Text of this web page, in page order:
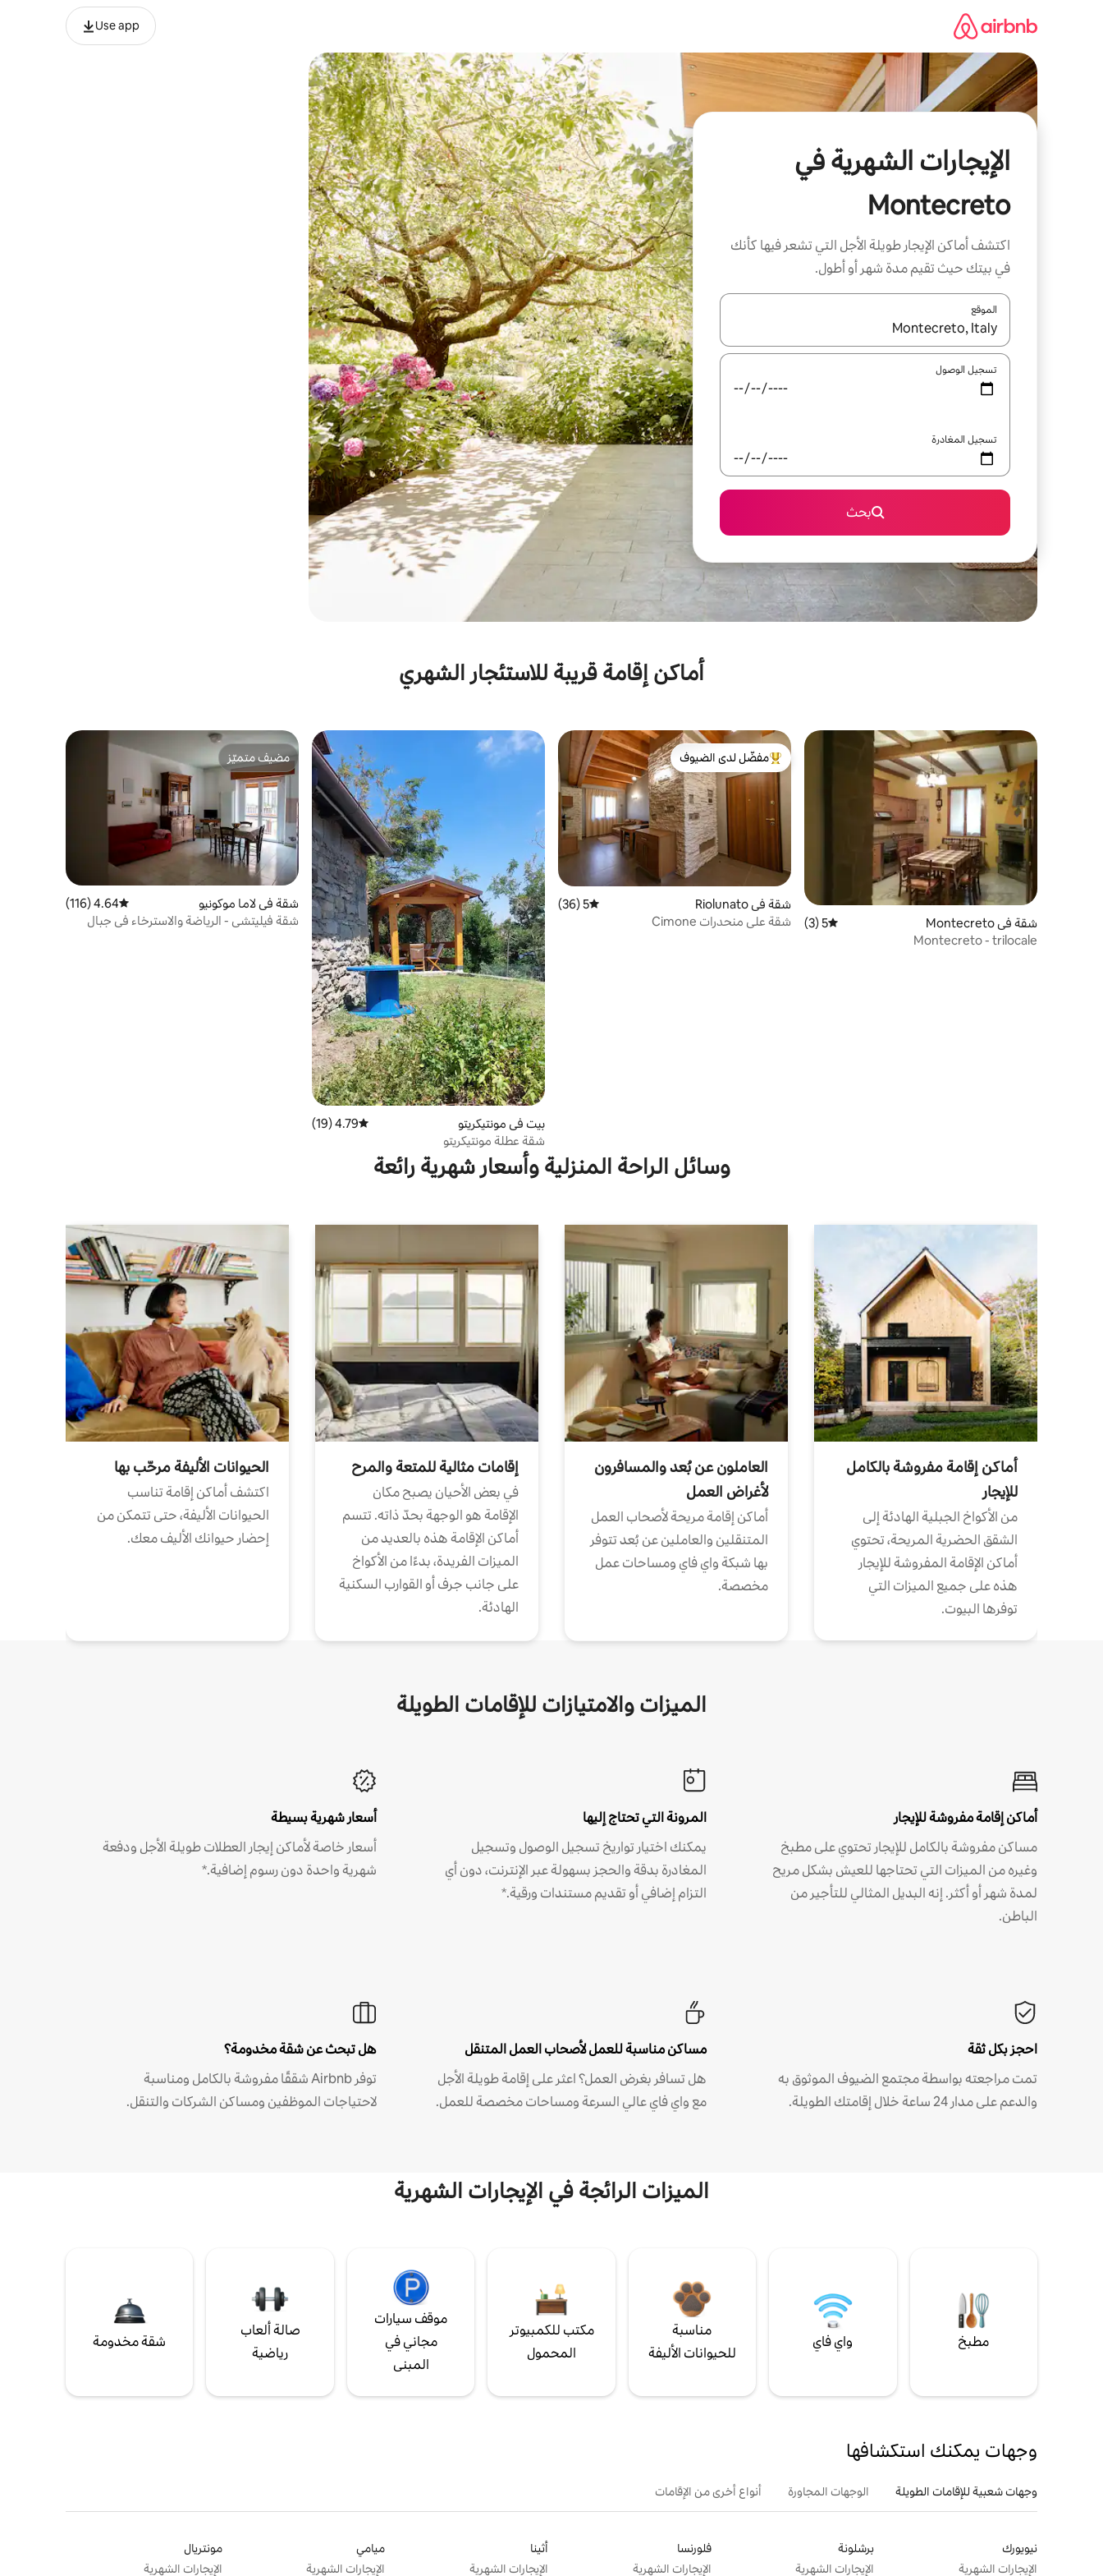
Use app
الإيجارات الشهرية في
Montecreto
اكتشف أماكن الإيجار طويلة الأجل التي تشعر فيها كأنك
في بيتك حيث تقيم مدة شهر أو أطول.
الموقع
عند توفر النتائج، انتقل باستخدام السهمين لأعلى ولأسفل أو استكشف عن طريق اللمس أو السحب.
تسجيل الوصول
تسجيل المغادرة
بحث
أماكن إقامة قريبة للاستئجار الشهري
شقة في Montecreto متوسط التقييم 5 من 5، 3 مراجعات
5 (3)
Montecreto - trilocale
من أبرز البيوت المفضّلة لدى الضيوف
مفضّل لدى الضيوف
شقة في Riolunato متوسط التقييم 5 من 5، 36 مراجعات
5 (36)
شقة على منحدرات Cimone
بيت في مونتيكريتو متوسط التقييم 4.79 من 5، 19 مراجعات
4.79 (19)
شقة عطلة مونتيكريتو
مضيف متميّز
مضيف متميّز
شقة في لاما موكونيو متوسط التقييم 4.64 من 5، 116 مراجعات
4.64 (116)
شقة فيليتشي - الرياضة والاسترخاء في جبال
وسائل الراحة المنزلية وأسعار شهرية رائعة
أماكن إقامة مفروشة بالكامل
للإيجار
من الأكواخ الجبلية الهادئة إلى
الشقق الحضرية المريحة، تحتوي
أماكن الإقامة المفروشة للإيجار
هذه على جميع الميزات التي
توفرها البيوت.
العاملون عن بُعد والمسافرون
لأغراض العمل
أماكن إقامة مريحة لأصحاب العمل
المتنقلين والعاملين عن بُعد تتوفر
بها شبكة واي فاي ومساحات عمل
مخصصة.
إقامات مثالية للمتعة والمرح
في بعض الأحيان يصبح مكان
الإقامة هو الوجهة بحدّ ذاته. تتسم
أماكن الإقامة هذه بالعديد من
الميزات الفريدة، بدءًا من الأكواخ
على جانب جرف أو القوارب السكنية
الهادئة.
الحيوانات الأليفة مرحّب بها
اكتشف أماكن إقامة تناسب
الحيوانات الأليفة، حتى تتمكن من
إحضار حيوانك الأليف معك.
الميزات والامتيازات للإقامات الطويلة
أماكن إقامة مفروشة للإيجار
مساكن مفروشة بالكامل للإيجار تحتوي على مطبخ
وغيره من الميزات التي تحتاجها للعيش بشكل مريح
لمدة شهر أو أكثر. إنه البديل المثالي للتأجير من
الباطن.
المرونة التي تحتاج إليها
يمكنك اختيار تواريخ تسجيل الوصول وتسجيل
المغادرة بدقة والحجز بسهولة عبر الإنترنت، دون أي
التزام إضافي أو تقديم مستندات ورقية.*
أسعار شهرية بسيطة
أسعار خاصة لأماكن إيجار العطلات طويلة الأجل ودفعة
شهرية واحدة دون رسوم إضافية.*
احجز بكل ثقة
تمت مراجعته بواسطة مجتمع الضيوف الموثوق به
والدعم على مدار 24 ساعة خلال إقامتك الطويلة.
مساكن مناسبة للعمل لأصحاب العمل المتنقل
هل تسافر بغرض العمل؟ اعثر على إقامة طويلة الأجل
مع واي فاي عالي السرعة ومساحات مخصصة للعمل.
هل تبحث عن شقة مخدومة؟
توفر Airbnb شققًا مفروشة بالكامل ومناسبة
لاحتياجات الموظفين ومساكن الشركات والتنقل.
الميزات الرائجة في الإيجارات الشهرية
مطبخ واي فاي
مناسبة
للحيوانات الأليفة
مكتب للكمبيوتر
المحمول
موقف سيارات
مجاني في
المبنى
صالة ألعاب
رياضية
شقة مخدومة
وجهات يمكنك استكشافها
وجهات شعبية للإقامات الطويلة الوجهات المجاورة أنواع أخرى من الإقامات
نيويورك
الإيجارات الشهرية
برشلونة
الإيجارات الشهرية
فلورنسا
الإيجارات الشهرية
أثينا
الإيجارات الشهرية
ميامي
الإيجارات الشهرية
مونتريال
الإيجارات الشهرية